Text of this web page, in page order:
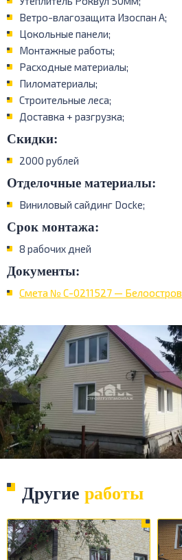
Ветро-влагозащита Изоспан А;
Цокольные панели;
Монтажные работы;
Расходные материалы;
Пиломатериалы;
Строительные леса;
Доставка + разгрузка;
Скидки:
2000 рублей
Отделочные материалы:
Виниловый сайдинг Docke;
Срок монтажа:
8 рабочих дней
Документы:
Смета № С-0211527 — Белоостров
Другие работы